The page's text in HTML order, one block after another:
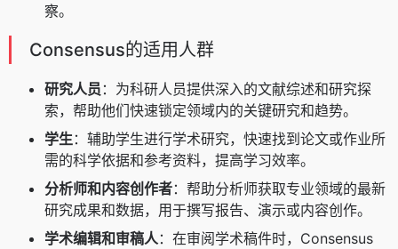
察。
Consensus的适用人群
研究人员 ：为科研人员提供深入的文献综述和研究探
索，帮助他们快速锁定领域内的关键研究和趋势。
学生 ：辅助学生进行学术研究，快速找到论文或作业所
需的科学依据和参考资料，提高学习效率。
分析师和内容创作者：帮助分析师获取专业领域的最新
研究成果和数据，用于撰写报告、演示或内容创作。
学术编辑和审稿人 ：在审阅学术稿件时，Consensus